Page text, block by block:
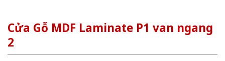
Cửa Gỗ MDF Laminate P1 van ngang
2